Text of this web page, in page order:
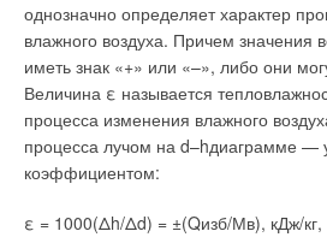
однозначно определяет характер
влажного воздуха. Причем значения
иметь знак «+» или «–», либо они
Величина ε называется
процесса изменения влажного
процесса лучом на d–hдиаграмме —
коэффициентом:
ε = 1000(Δh/Δd) = ±(Qизб/Мв), кДж/кг,